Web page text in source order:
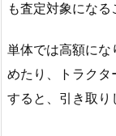
も査定対象になる
単体では高額にな
めたり、トラクタ
すると、引き取り